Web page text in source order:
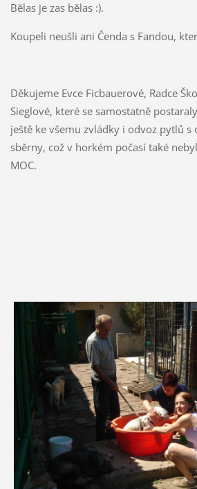
Bělas je zas bělas :).
Koupeli neušli ani Čenda s Fandou,
Děkujeme Evce Ficbauerové, Radce
Sieglové, které se samostatně
ještě ke všemu zvládky i odvoz pytlů s
sběrny, což v horkém počasí také
MOC.